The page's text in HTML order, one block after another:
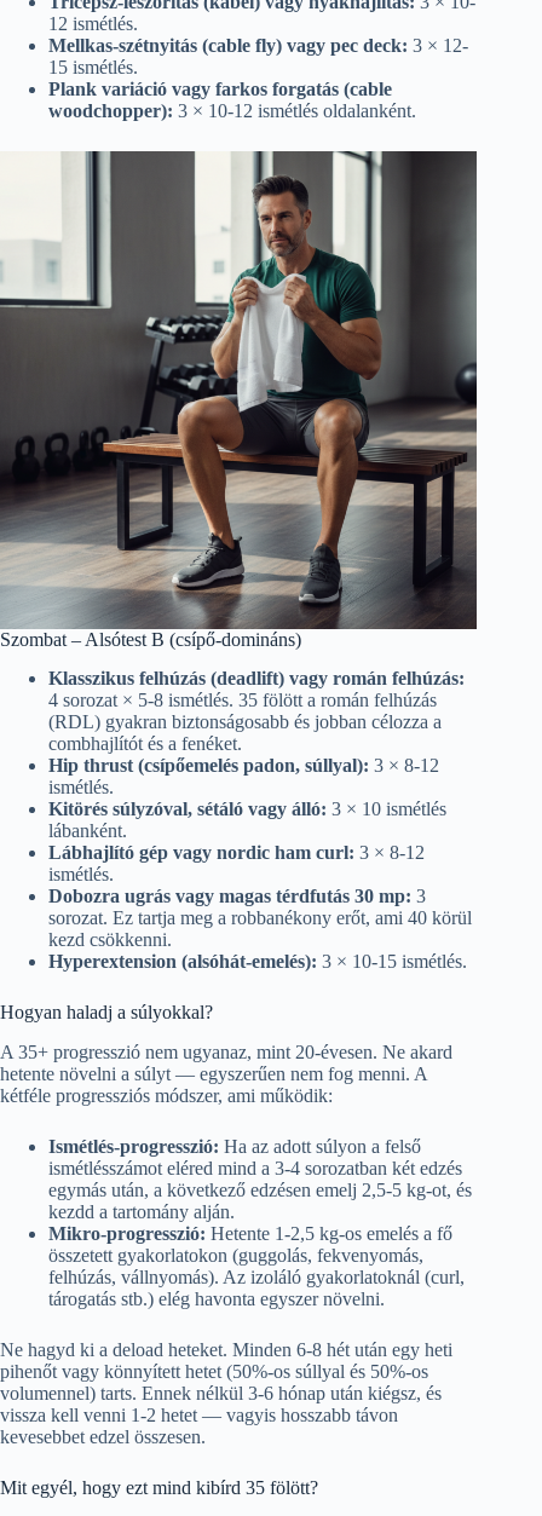
12 ismétlés.
Mellkas-szétnyitás (cable fly) vagy pec deck: 3 × 12-
15 ismétlés.
Plank variáció vagy farkos forgatás (cable
woodchopper): 3 × 10-12 ismétlés oldalanként.
Szombat – Alsótest B (csípő-domináns)
Klasszikus felhúzás (deadlift) vagy román felhúzás:
4 sorozat × 5-8 ismétlés. 35 fölött a román felhúzás
(RDL) gyakran biztonságosabb és jobban célozza a
combhajlítót és a fenéket.
Hip thrust (csípőemelés padon, súllyal): 3 × 8-12
ismétlés.
Kitörés súlyzóval, sétáló vagy álló: 3 × 10 ismétlés
lábanként.
Lábhajlító gép vagy nordic ham curl: 3 × 8-12
ismétlés.
Dobozra ugrás vagy magas térdfutás 30 mp: 3
sorozat. Ez tartja meg a robbanékony erőt, ami 40 körül
kezd csökkenni.
Hyperextension (alsóhát-emelés): 3 × 10-15 ismétlés.
Hogyan haladj a súlyokkal?
A 35+ progresszió nem ugyanaz, mint 20-évesen. Ne akard
hetente növelni a súlyt — egyszerűen nem fog menni. A
kétféle progressziós módszer, ami működik:
Ismétlés-progresszió: Ha az adott súlyon a felső
ismétlésszámot eléred mind a 3-4 sorozatban két edzés
egymás után, a következő edzésen emelj 2,5-5 kg-ot, és
kezdd a tartomány alján.
Mikro-progresszió: Hetente 1-2,5 kg-os emelés a fő
összetett gyakorlatokon (guggolás, fekvenyomás,
felhúzás, vállnyomás). Az izoláló gyakorlatoknál (curl,
tárogatás stb.) elég havonta egyszer növelni.
Ne hagyd ki a deload heteket. Minden 6-8 hét után egy heti
pihenőt vagy könnyített hetet (50%-os súllyal és 50%-os
volumennel) tarts. Ennek nélkül 3-6 hónap után kiégsz, és
vissza kell venni 1-2 hetet — vagyis hosszabb távon
kevesebbet edzel összesen.
Mit egyél, hogy ezt mind kibírd 35 fölött?